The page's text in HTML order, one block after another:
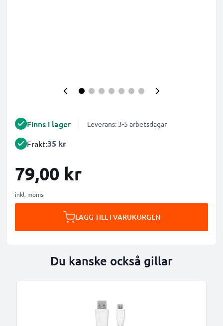
Finns i lager Leverans: 3-5 arbetsdagar
Frakt:35 kr
79,00 kr
inkl. moms
LÄGG TILL I VARUKORGEN
Du kanske också gillar